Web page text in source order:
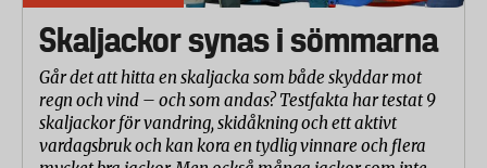
Skaljackor synas i sömmarna
Går det att hitta en skaljacka som både skyddar mot
regn och vind – och som andas? Testfakta har testat 9
skaljackor för vandring, skidåkning och ett aktivt
vardagsbruk och kan kora en tydlig vinnare och flera